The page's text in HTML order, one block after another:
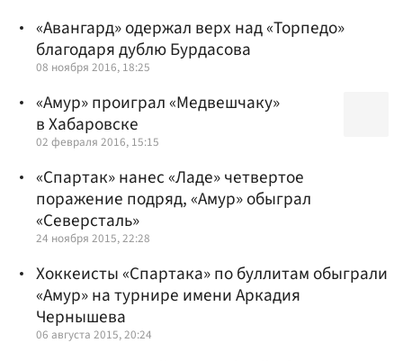
«Авангард» одержал верх над «Торпедо»
благодаря дублю Бурдасова
08 ноября 2016, 18:25
«Амур» проиграл «Медвешчаку»
в Хабаровске
02 февраля 2016, 15:15
«Спартак» нанес «Ладе» четвертое
поражение подряд, «Амур» обыграл
«Северсталь»
24 ноября 2015, 22:28
Хоккеисты «Спартака» по буллитам обыграли
«Амур» на турнире имени Аркадия
Чернышева
06 августа 2015, 20:24